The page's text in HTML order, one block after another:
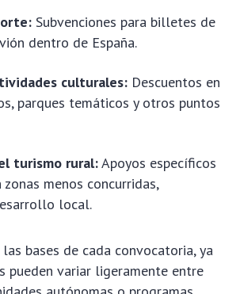
Subvenciones para billetes de
dentro de España.
culturales: Descuentos en
parques temáticos y otros puntos
turismo rural:Apoyos específicos
menos concurridas,
local.
bases de cada convocatoria, ya
pueden variar ligeramente entre